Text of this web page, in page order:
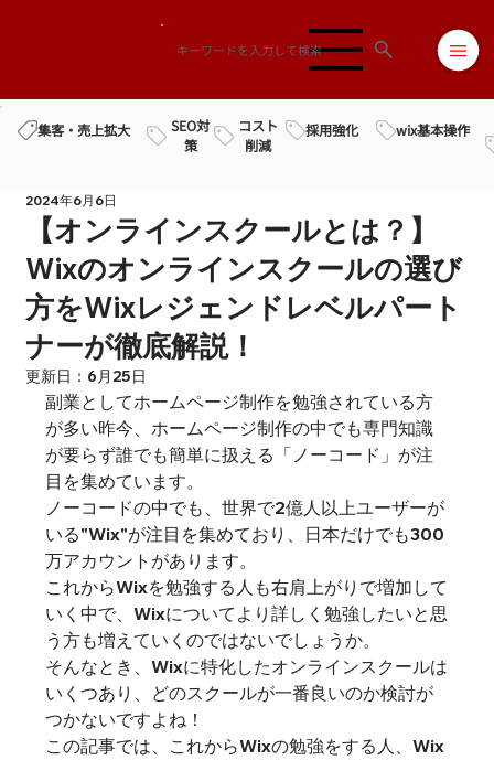
集客・売上拡大
SEO対
策
コスト
削減
採用強化 wix基本操作
【オンラインスクールとは？】
Wixのオンラインスクールの選び
方をWixレジェンドレベルパート
ナーが徹底解説！
2024年6月6日
更新日： 6月25日
副業としてホームページ制作を勉強されている方
が多い昨今、 ホームページ制作の中でも専門知識
が要らず誰でも簡単に扱える「ノーコード」が注
目を集めています。
ノーコードの中でも、 世界で2億人以上ユーザーが
いる"Wix"が注目を集めており、日本だけでも300
万アカウントがあります。
これからWixを勉強する人も右肩上がりで増加して
いく中で、Wixについてより詳しく勉強したいと思
う方も増えていくのではないでしょうか。
そんなとき、 Wixに特化したオンラインスクールは
いくつあり、どのスクールが一番良いのか検討が
つかないですよね！
この記事では、これからWixの勉強をする人、Wix